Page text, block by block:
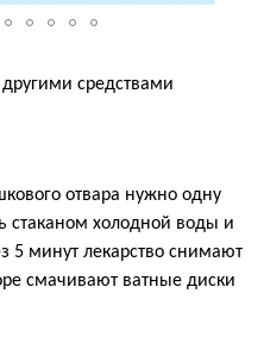
средствами
отвара нужно одну
стаканом холодной воды и
5 минут лекарство снимают
смачивают ватные диски